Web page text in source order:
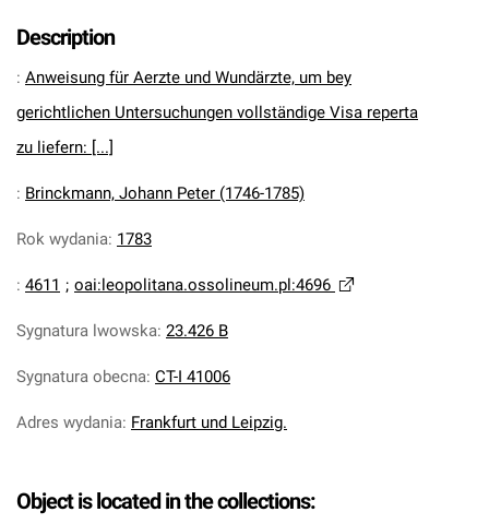
Description
: Anweisung für Aerzte und Wundärzte, um bey
gerichtlichen Untersuchungen vollständige Visa reperta
zu liefern: [...]
: Brinckmann, Johann Peter (1746-1785)
Rok wydania: 1783
: 4611 ; oai:leopolitana.ossolineum.pl:4696
Sygnatura lwowska: 23.426 B
Sygnatura obecna: CT-I 41006
Adres wydania: Frankfurt und Leipzig.
Object is located in the collections: